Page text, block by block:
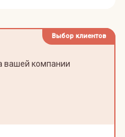
Выбор клиентов
вашей компании